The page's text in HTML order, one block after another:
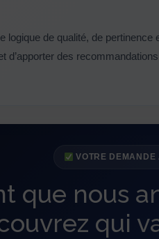
logique de qualité, de pertinence
d’apporter des
VOTRE DEMANDE
que nous
qui